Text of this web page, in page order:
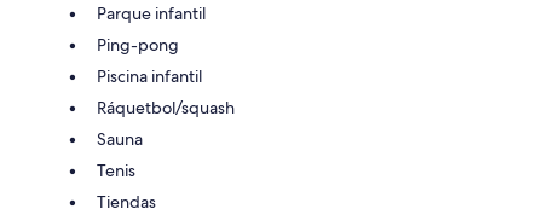
Parque infantil
Ping-pong
Piscina infantil
Ráquetbol/squash
Sauna
Tenis
Tiendas